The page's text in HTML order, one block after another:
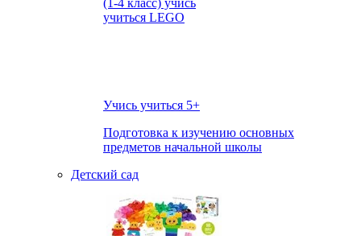
Учись учиться 5+
Подготовка к изучению основных
предметов начальной школы
Детский сад